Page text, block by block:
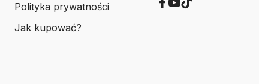
Polityka prywatności
Jak kupować?